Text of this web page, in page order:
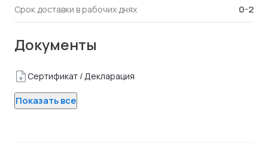
Срок доставки в рабочих днях 0-2
Документы
Сертификат / Декларация
Показать все